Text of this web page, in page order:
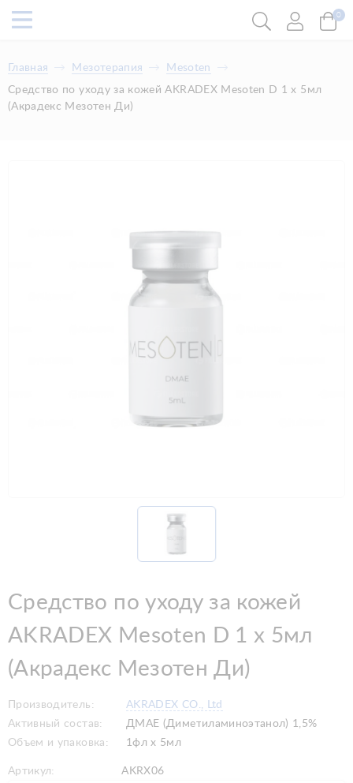
0
Главная Мезотерапия
Mesoten
Средство по уходу за кожей AKRADEX Mesoten D 1 х 5мл
(Акрадекс Мезотен Ди)
Средство по уходу за кожей
AKRADEX Mesoten D 1 х 5мл
(Акрадекс Мезотен Ди)
Производитель:
AKRADEX CO., Ltd
Активный состав:
ДМАЕ (Диметиламиноэтанол) 1,5%
Объем и упаковка:
1фл х 5мл
Артикул: AKRX06